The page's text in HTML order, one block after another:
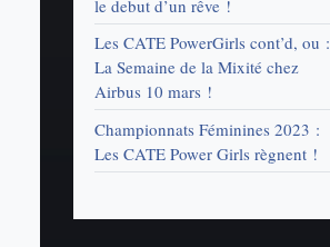
le debut d’un rêve !
Les CATE PowerGirls cont’d, ou :
La Semaine de la Mixité chez
Airbus 10 mars !
Championnats Féminines 2023 :
Les CATE Power Girls règnent !